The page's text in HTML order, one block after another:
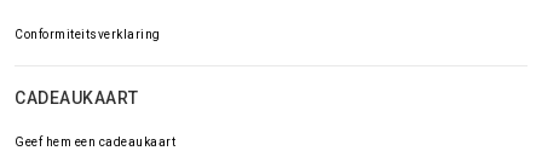
Conformiteitsverklaring
CADEAUKAART
Geef hem een cadeaukaart